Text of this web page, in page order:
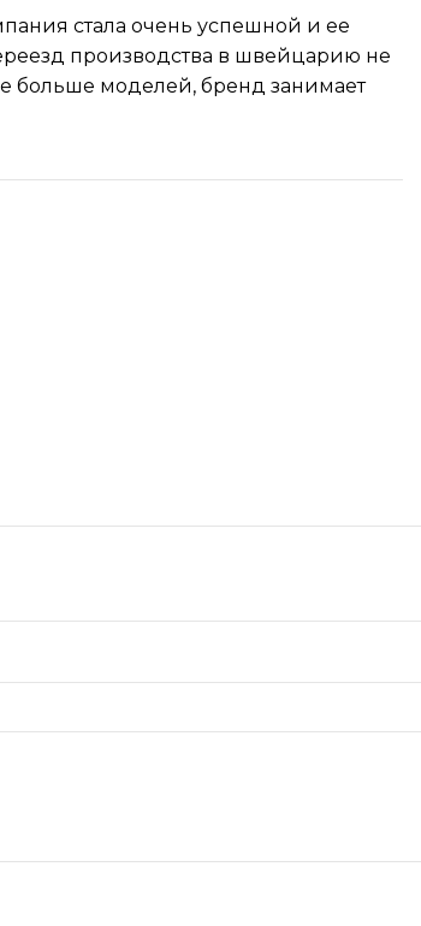
стала очень успешной и ее
производства в швейцарию не
больше моделей, бренд занимает